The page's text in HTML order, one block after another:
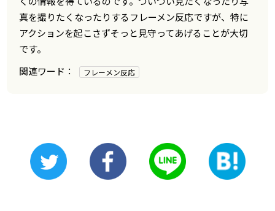
真を撮りたくなったりするフレーメン反応ですが、特に
アクションを起こさずそっと見守ってあげることが大切
です。
フレーメン反応